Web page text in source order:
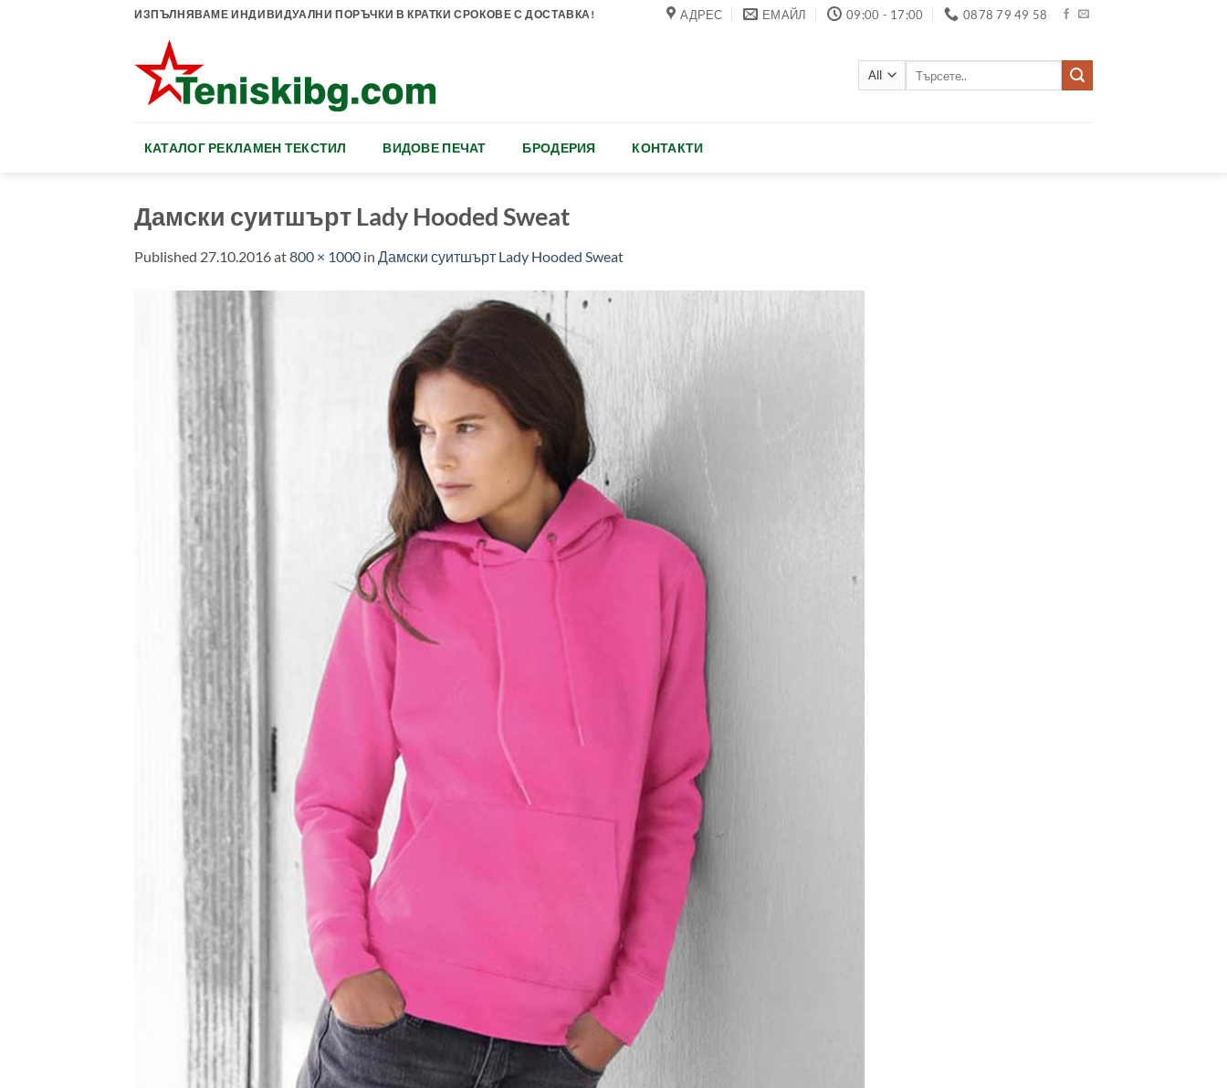
ИЗПЪЛНЯВАМЕ ИНДИВИДУАЛНИ ПОРЪЧКИ В КРАТКИ СРОКОВЕ С ДОСТАВКА! АДРЕС ЕМАЙЛ 09:00 - 17:00 0878 79 49 58
КАТАЛОГ РЕКЛАМЕН ТЕКСТИЛ ВИДОВЕ ПЕЧАТ БРОДЕРИЯ КОНТАКТИ
Дамски суитшърт Lady Hooded Sweat
Published 27.10.2016at800 × 1000 in Дамски суитшърт Lady Hooded Sweat